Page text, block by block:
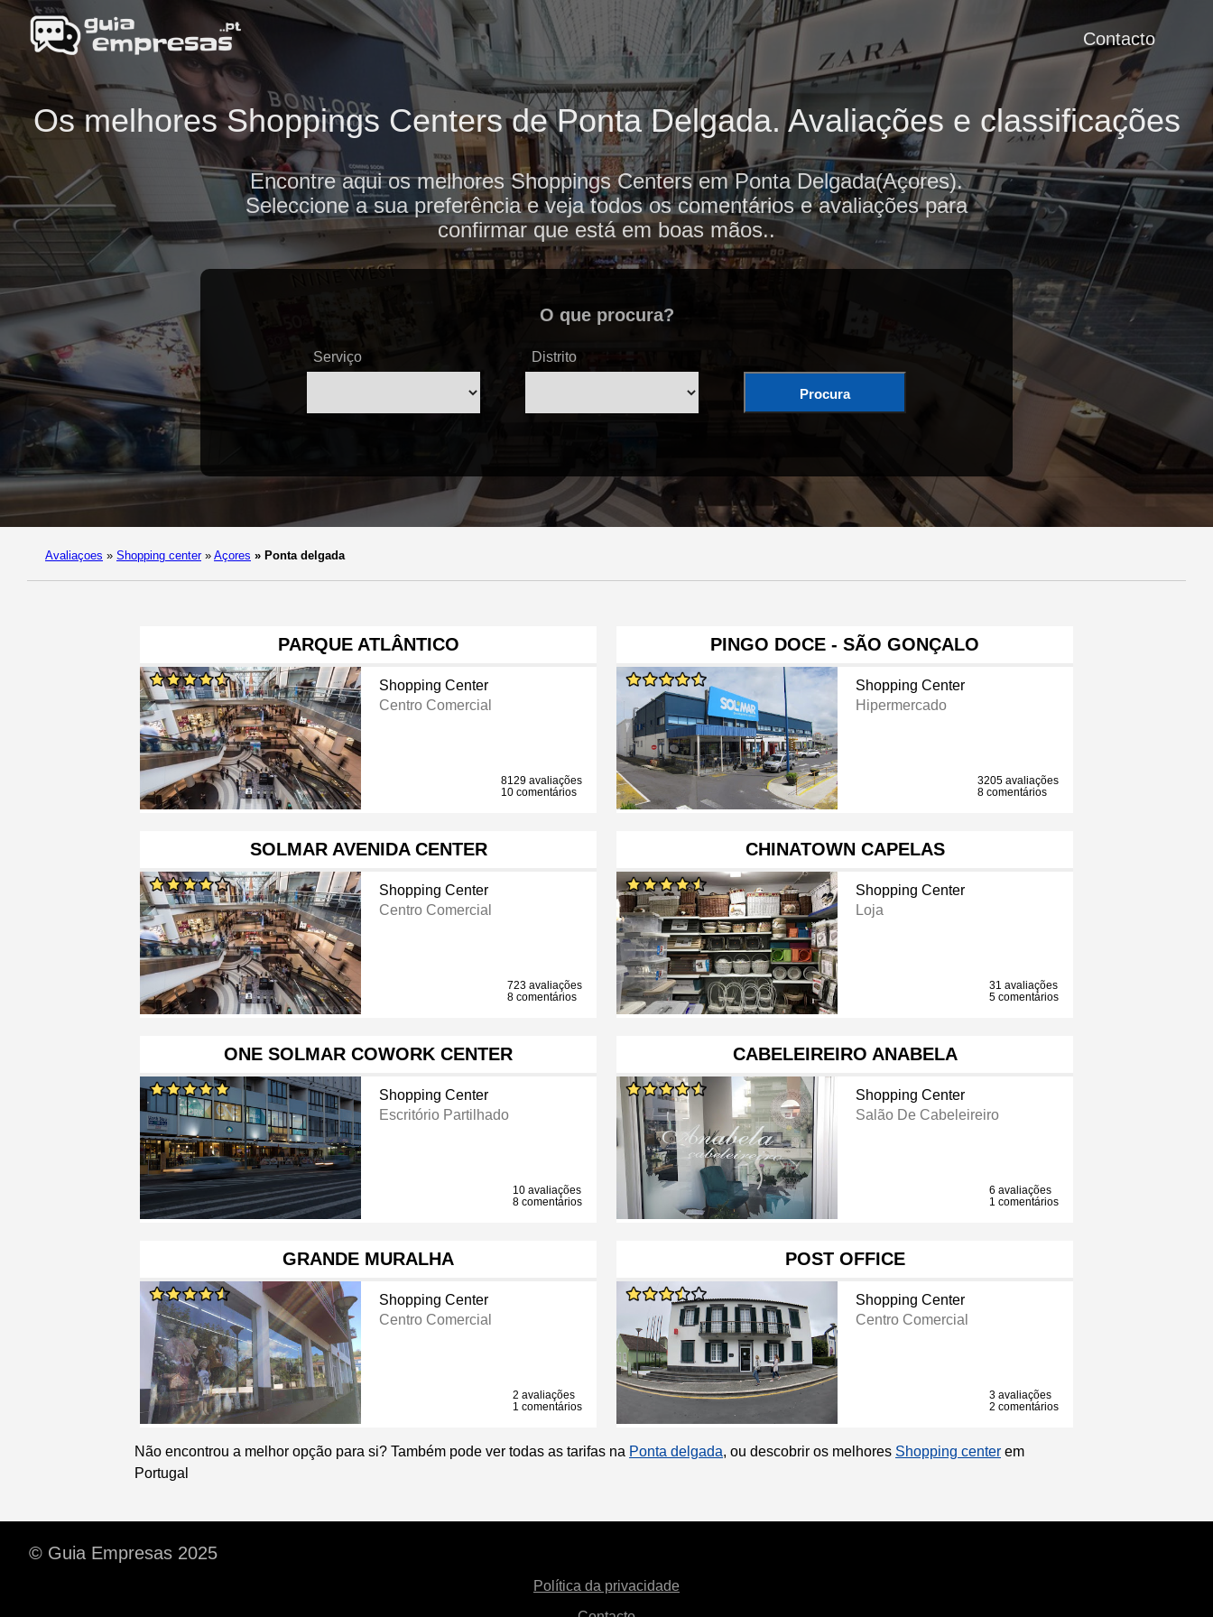
Contacto
Os melhores Shoppings Centers de Ponta Delgada. Avaliações e classificações
Encontre aqui os melhores Shoppings Centers em Ponta Delgada(Açores).
Seleccione a sua preferência e veja todos os comentários e avaliações para
confirmar que está em boas mãos..
O que procura?
Serviço Distrito
Procura
Avaliaçoes » Shopping center » Açores » Ponta delgada
PARQUE ATLÂNTICO
Shopping Center
Centro Comercial
8129 avaliações
10 comentários
PINGO DOCE - SÃO GONÇALO
Shopping Center
Hipermercado
3205 avaliações
8 comentários
SOLMAR AVENIDA CENTER
Shopping Center
Centro Comercial
723 avaliações
8 comentários
CHINATOWN CAPELAS
Shopping Center
Loja
31 avaliações
5 comentários
ONE SOLMAR COWORK CENTER
Shopping Center
Escritório Partilhado
10 avaliações
8 comentários
CABELEIREIRO ANABELA
Shopping Center
Salão De Cabeleireiro
6 avaliações
1 comentários
GRANDE MURALHA
Shopping Center
Centro Comercial
2 avaliações
1 comentários
POST OFFICE
Shopping Center
Centro Comercial
3 avaliações
2 comentários
Não encontrou a melhor opção para si? Também pode ver todas as tarifas na Ponta delgada, ou descobrir os melhores Shopping center em
Portugal
© Guia Empresas 2025
Política da privacidade